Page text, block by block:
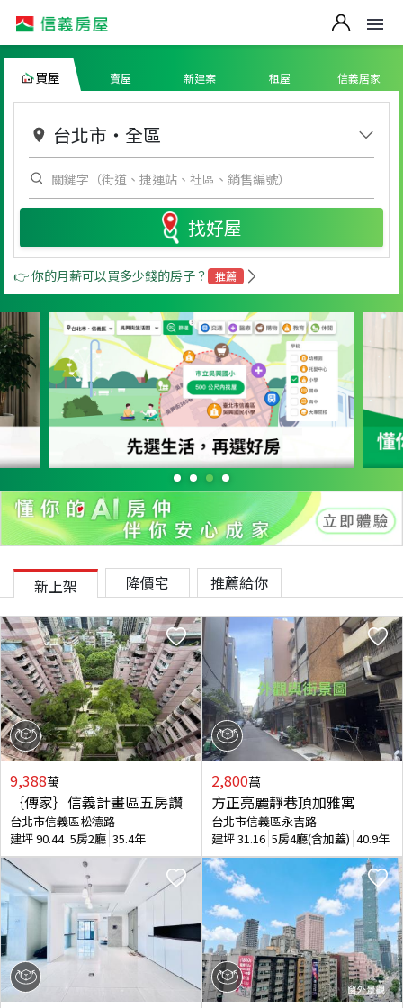
買屋 賣屋 新建案 租屋 信義居家
台北市 ・ 全區
找好屋
👉 你的月薪可以買多少錢的房子？ 推薦
新上架 降價宅 推薦給你
9,388萬
｛傳家｝信義計畫區五房讚
台北市信義區松德路
建坪90.44 5房2廳 35.4年
2,800萬
方正亮麗靜巷頂加雅寓
台北市信義區永吉路
建坪31.16 5房4廳(含加蓋) 40.9年